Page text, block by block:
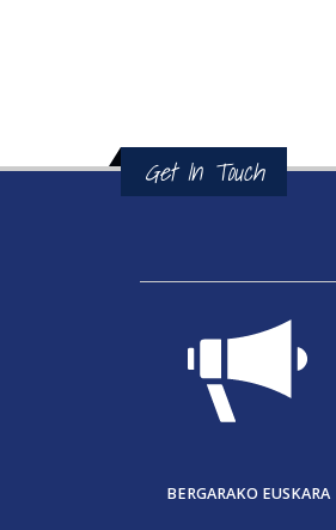
Get In Touch
BERGARAKO EUSKARA